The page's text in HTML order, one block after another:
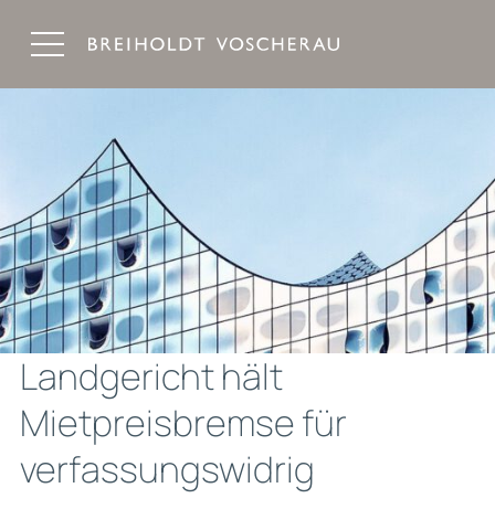
Landgericht hält
Mietpreisbremse für
verfassungswidrig